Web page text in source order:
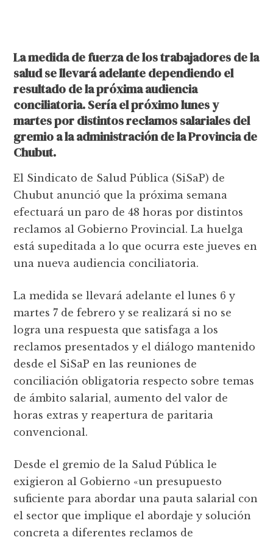
La medida de fuerza de los trabajadores de la
salud se llevará adelante dependiendo el
resultado de la próxima audiencia
conciliatoria. Sería el próximo lunes y
martes por distintos reclamos salariales del
gremio a la administración de la Provincia de
Chubut.
El Sindicato de Salud Pública (SiSaP) de
Chubut anunció que la próxima semana
efectuará un paro de 48 horas por distintos
reclamos al Gobierno Provincial. La huelga
está supeditada a lo que ocurra este jueves en
una nueva audiencia conciliatoria.
La medida se llevará adelante el lunes 6 y
martes 7 de febrero y se realizará si no se
logra una respuesta que satisfaga a los
reclamos presentados y el diálogo mantenido
desde el SiSaP en las reuniones de
conciliación obligatoria respecto sobre temas
de ámbito salarial, aumento del valor de
horas extras y reapertura de paritaria
convencional.
Desde el gremio de la Salud Pública le
exigieron al Gobierno «un presupuesto
suficiente para abordar una pauta salarial con
el sector que implique el abordaje y solución
concreta a diferentes reclamos de